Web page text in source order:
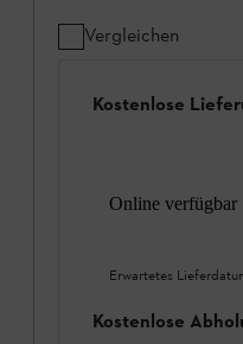
Vergleichen
Kostenlose
Online verfügbar
Erwartetes
Kostenlose